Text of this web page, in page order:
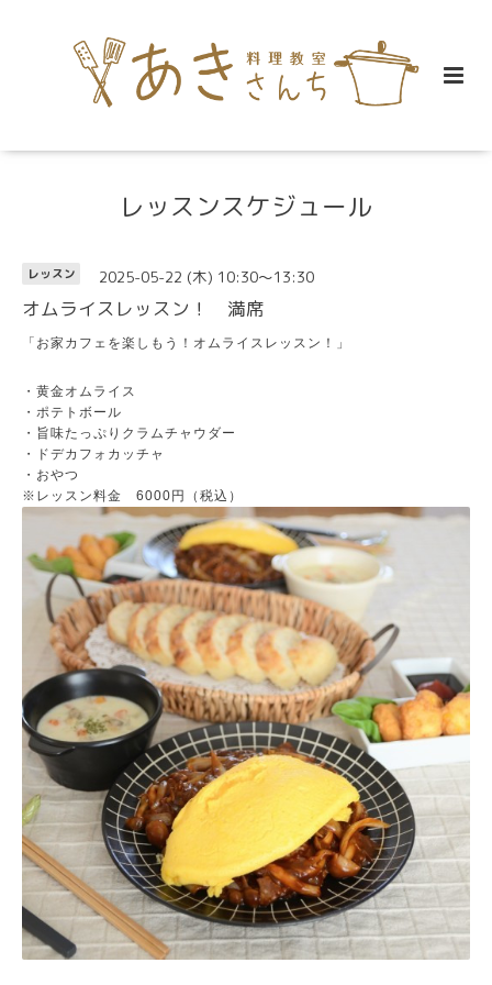
レッスンスケジュール
レッスン 2025-05-22 (木) 10:30～13:30
オムライスレッスン！ 満席
「お家カフェを楽しもう！オムライスレッスン！」
・黄金オムライス
・ポテトボール
・旨味たっぷりクラムチャウダー
・ドデカフォカッチャ
・おやつ
※レッスン料金 6000円（税込）